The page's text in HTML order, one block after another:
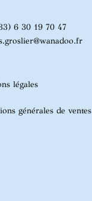
6 30 19 70 47
légales
générales de ventes